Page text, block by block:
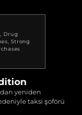
Drug
Strong
yeniden
taksi şoförü